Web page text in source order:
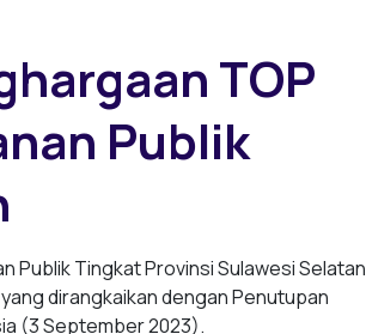
TOP
Publik
Publik Tingkat Provinsi Sulawesi Selatan
dirangkaikan dengan Penutupan
(3 September 2023).